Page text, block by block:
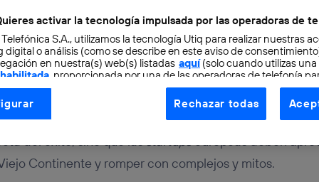
Europa.
pero la brecha con el paraíso emprendedor se
del éxito, sino que lasstartupseuropeas deben
Continente y romper con complejos y mitos.
activar la tecnología impulsada por las operadoras de
S.A., utilizamos la tecnología Utiq para realizar nuestras
digital o análisis (como se describe en este aviso de
en nuestra(s) web(s) listadas aquí(solo cuando utilizas una
, proporcionada por una de las operadoras de telefonía
consentimiento en cada página web).
Utiq está diseñada con la privacidad como prioridad
tu dirección IP y otra información de la cuenta de cliente de
la conexión que utilizas (p. ej., número de teléfono móvil).
Rechazar todas